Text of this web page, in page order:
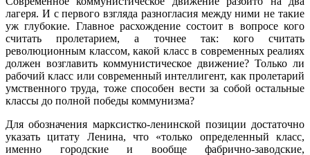
лагеря. И с первого взгляда разногласия между ними не такие
уж глубокие. Главное расхождение состоит в вопросе кого
считать пролетарием, а точнее так: кого считать
революционным классом, какой класс в современных реалиях
должен возглавить коммунистическое движение? Только ли
рабочий класс или современный интеллигент, как пролетарий
умственного труда, тоже способен вести за собой остальные
классы до полной победы коммунизма?
Для обозначения марксистко-ленинской позиции достаточно
указать цитату Ленина, что «только определенный класс,
именно городские и вообще фабрично-заводские,